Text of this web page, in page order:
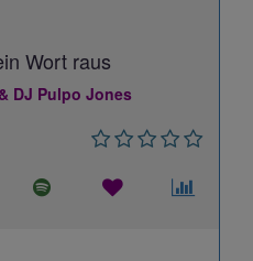
Wort raus
DJ Pulpo Jones